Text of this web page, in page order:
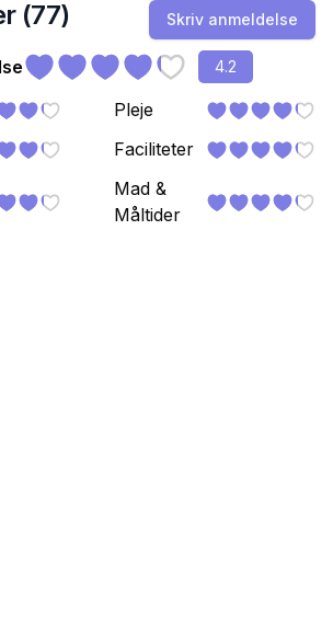
(77) Skriv anmeldelse
4.2
Pleje
Faciliteter
Mad &
Måltider